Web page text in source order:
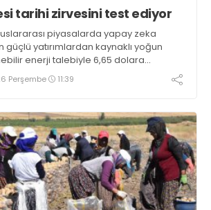
tarihi zirvesini test ediyor
piyasalarda yapay zeka
güçlü yatırımlardan kaynaklı yoğun
enerji talebiyle 6,65 dolara
test ediyor
Perşembe 11:39